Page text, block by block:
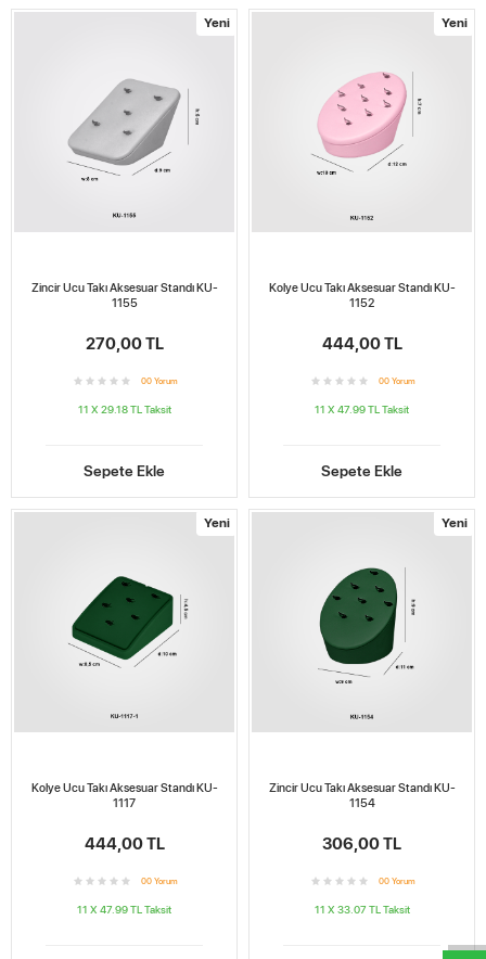
Yeni
Zincir Ucu Takı Aksesuar Standı KU-
1155
270,00 TL
00 Yorum
11 X 29.18 TL Taksit
Sepete Ekle
Yeni
Kolye Ucu Takı Aksesuar Standı KU-
1152
444,00 TL
00 Yorum
11 X 47.99 TL Taksit
Sepete Ekle
Yeni
Kolye Ucu Takı Aksesuar Standı KU-
1117
444,00 TL
00 Yorum
11 X 47.99 TL Taksit
Yeni
Zincir Ucu Takı Aksesuar Standı KU-
1154
306,00 TL
00 Yorum
11 X 33.07 TL Taksit